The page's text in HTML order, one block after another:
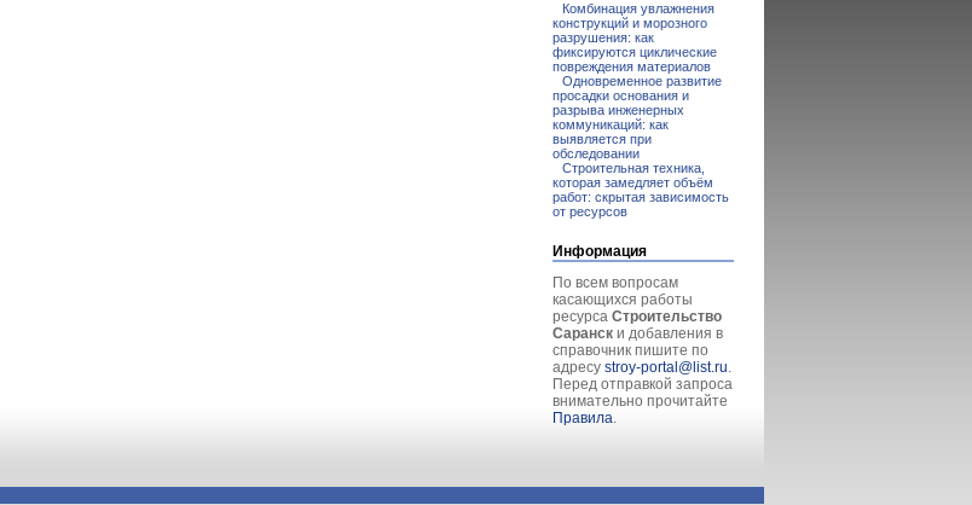
Комбинация увлажнения
конструкций и морозного
разрушения: как
фиксируются циклические
повреждения материалов
Одновременное развитие
просадки основания и
разрыва инженерных
коммуникаций: как
выявляется при
обследовании
Строительная техника,
которая замедляет объём
работ: скрытая зависимость
от ресурсов
Информация
По всем вопросам
касающихся работы
ресурса Строительство
Саранск и добавления в
справочник пишите по
адресу stroy-portal@list.ru.
Перед отправкой запроса
внимательно прочитайте
Правила.